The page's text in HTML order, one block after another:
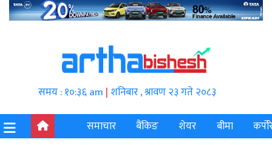
समय : १०:३६ am | शनिबार , श्रावण २३ गते २०८३
समाचार
बैंकिङ शेयर बीमा